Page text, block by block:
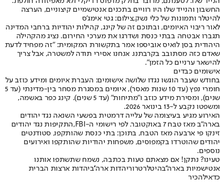
החשבון והנייד שלו היו רוויים בתכנים אנטישמיים קיצוניים, הערצה
להיטלר ותמונות של כלי נשק,צילום: גטי אימג'ס
לאור ריבוי האיומים, ובתוכם זה של קינג, קהילות יהודיות ברחבי המדינה
תגברו אבטחה בבתי כנסת ושדרגו את מערכי החירום. נציג מהקהילה
היהודית בסן לואיס אוביספו אמר בתקשורת המקומית: "זה מפחיד לדעת
שאדם כזה מסתובב בקרבתנו. אנחנו אסירי תודה למשטרה, אבל צריך
להישאר ערניים כל הזמן".
אישומים כבדים
בחודש שעבר הוגשו נגדו שלושה אישומים: העברת איומים ומידע כוזב על
חומרי נפץ (עד 10 שנות מאסר), איומים במסגרת מסחר בין-מדינתי (עד 5
שנים), ומסירת מידע כוזב ו"מתיחות" (עד 5 שנים). קינג כפר באשמה,
ומשפטו נקבע ל-13 בינואר 2026.
האירוע מגיע בעיצומה של עלייה דרמטית בפשעי השנאה נגד יהודים
בארה"ב מאז טבח 7 באוקטובר. לפי רישומי ה-FBI,
התקיפות נגד יהודים
זינקו פי ארבעה מאז הטבח, בתוכן: בתי כנסת שהותקפו, סטודנטים
יהודים שהוטרדו בקמפוסים, משפחות יהודיות שהותקפו ואירועים
נוספים.
טעינו? נתקן! אם מצאתם טעות בכתבה, נשמח שתשתפו אותנו
אנטישמיות בארה''בהיטלרטרוריהדות ארה''ביהדות ארצות הברית
כדאילהכיר